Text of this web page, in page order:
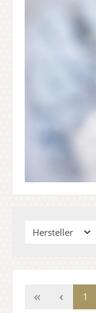
Hersteller
1